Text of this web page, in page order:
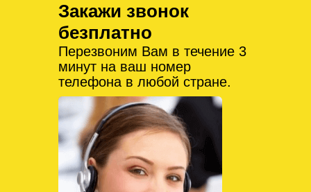
Закажи звонок
безплатно
Перезвоним Вам в течение 3
минут на ваш номер
телефона в любой стране.